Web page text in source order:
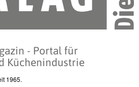
- Portal für
Küchenindustrie
1965.